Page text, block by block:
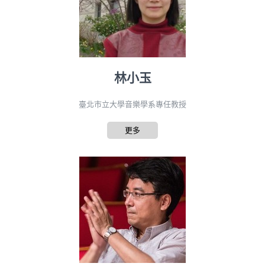
林小玉
臺北市立大學音樂學系專任教授
更多